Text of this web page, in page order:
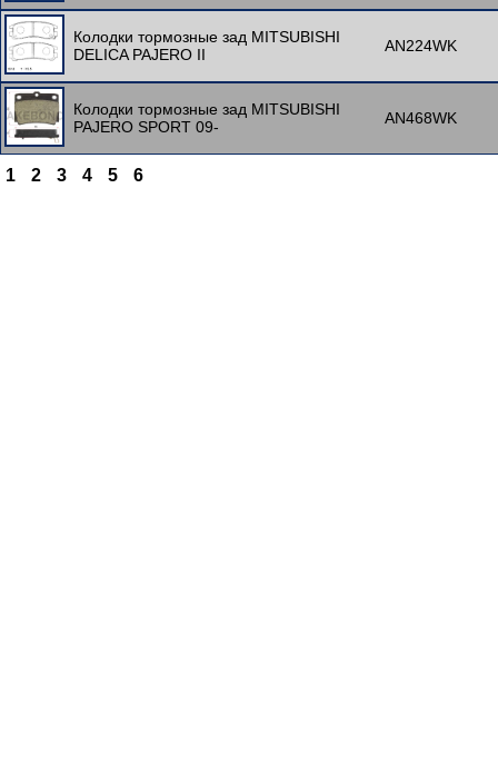
Колодки тормозные зад MITSUBISHI
DELICA PAJERO II
AN224WK
Колодки тормозные зад MITSUBISHI
PAJERO SPORT 09-
AN468WK
1 2 3 4 5 6